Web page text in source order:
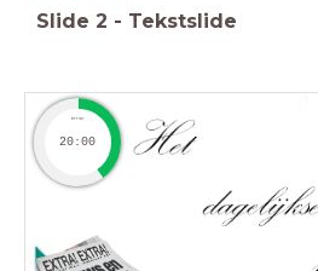
Slide 2 - Tekstslide
timer
20:00